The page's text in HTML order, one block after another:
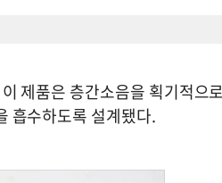
제품은 층간소음을 획기적으
흡수하도록 설계됐다.